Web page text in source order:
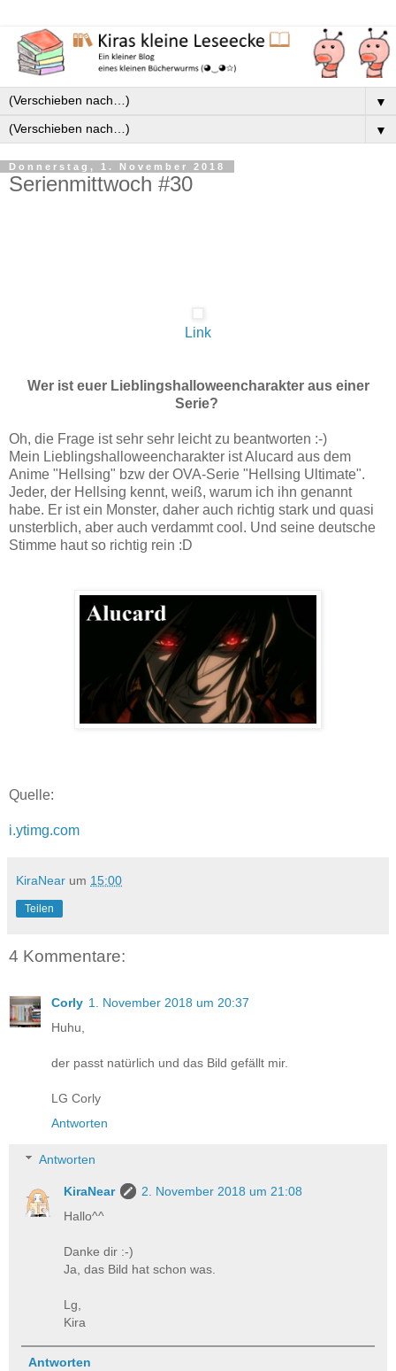
▼
▼
Donnerstag, 1. November 2018
Serienmittwoch #30
Link
Wer ist euer Lieblingshalloweencharakter aus einer
Serie?
Oh, die Frage ist sehr sehr leicht zu beantworten :-)
Mein Lieblingshalloweencharakter ist Alucard aus dem
Anime "Hellsing" bzw der OVA-Serie "Hellsing Ultimate".
Jeder, der Hellsing kennt, weiß, warum ich ihn genannt
habe. Er ist ein Monster, daher auch richtig stark und quasi
unsterblich, aber auch verdammt cool. Und seine deutsche
Stimme haut so richtig rein :D
Quelle:
i.ytimg.com
KiraNear um 15:00
Teilen
4 Kommentare:
Corly 1. November 2018 um 20:37
Huhu,
der passt natürlich und das Bild gefällt mir.
LG Corly
Antworten
Antworten
KiraNear
2. November 2018 um 21:08
Hallo^^
Danke dir :-)
Ja, das Bild hat schon was.
Lg,
Kira
Antworten